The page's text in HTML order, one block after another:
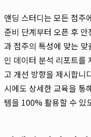
앤딩 스터디는 모든 점주
준비 단계부터 오픈 후
과 점주의 특성에 맞는
인 데이터 분석 리포트를
고 개선 방향을 제시합니
시에도 상세한 교육을 통
템을 100% 활용할 수 있